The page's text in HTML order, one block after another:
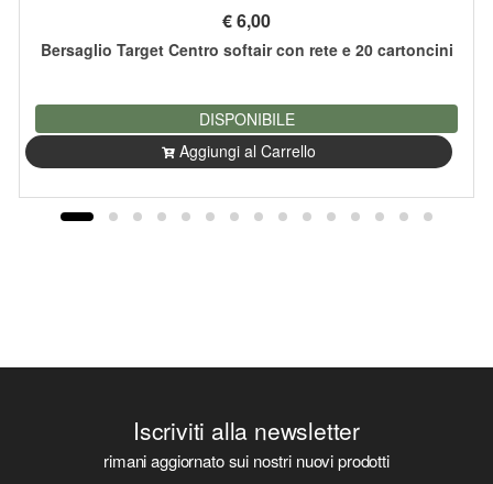
€6,00
Bersaglio Target Centro softair con rete e 20 cartoncini
DISPONIBILE
Aggiungi al Carrello
Iscriviti alla newsletter
rimani aggiornato sui nostri nuovi prodotti